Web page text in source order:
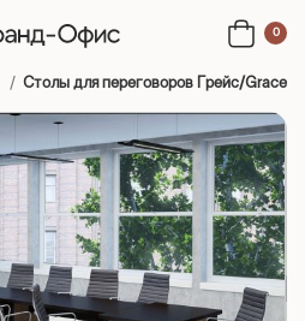
0
Столы для переговоров Грейс/Grace